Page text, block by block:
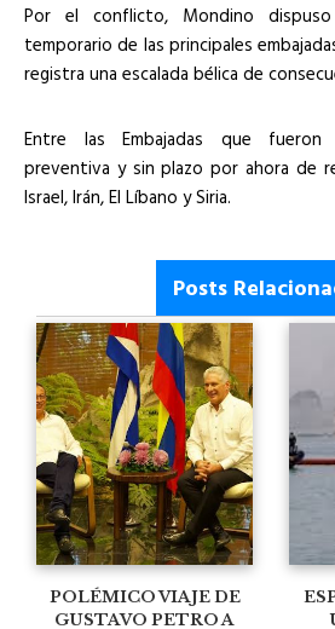
Por el conflicto, Mondino
temporario de las principales
registra una escalada bélica de
Entre las Embajadas que fueron
preventiva y sin plazo por ahora de
Israel, Irán, El Líbano y Siria.
Posts
POLÉMICO VIAJE DE
GUSTAVO PETRO A